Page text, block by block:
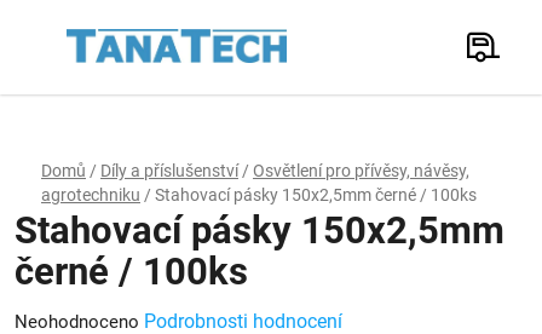
Hledat
Domů / Díly a příslušenství / Osvětlení pro přívěsy, návěsy,
agrotechniku / Stahovací pásky 150x2,5mm černé / 100ks
Stahovací pásky 150x2,5mm
černé / 100ks
Průměrné
Neohodnoceno Podrobnosti hodnocení